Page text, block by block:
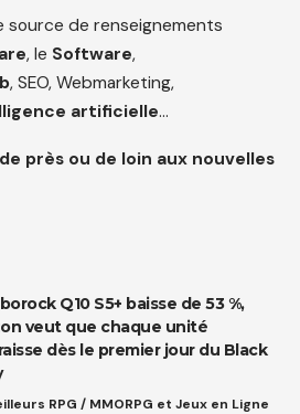
source de renseignements
, le Software,
, SEO, Webmarketing,
artificielle…
près ou de loin aux nouvelles
Q10 S5+ baisse de 53 %,
veut que chaque unité
dès le premier jour du Black
RPG / MMORPG et Jeux en Ligne